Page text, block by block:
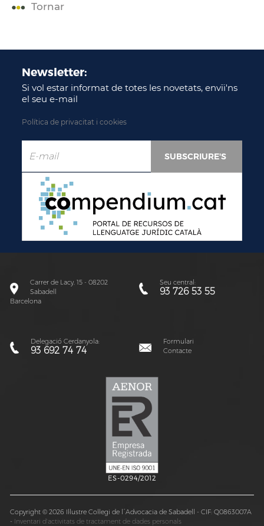
Tornar
Newsletter:
Si vol estar informat de totes les novetats, envïi'ns
el seu e-mail
Política de privacitat i cookies
Carrer de Lacy, 15 - 08202
Sabadell
Barcelona
Seu central:
93 726 53 55
Delegació Cerdanyola:
93 692 74 74
Formulari
Contacte
ES-0294/2012
Copyright © 2026 Il·lustre Col·legi de l´Advocacia de Sabadell - CIF: Q0863007A
- Inventari d'activitats de tractament de dades personals